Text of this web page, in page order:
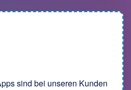
sind bei unseren Kunden